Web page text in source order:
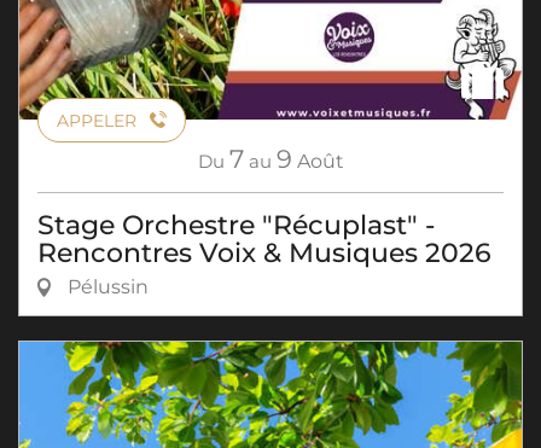
APPELER
Du 7 au 9 Août
Stage Orchestre "Récuplast" -
Rencontres Voix & Musiques 2026
Pélussin